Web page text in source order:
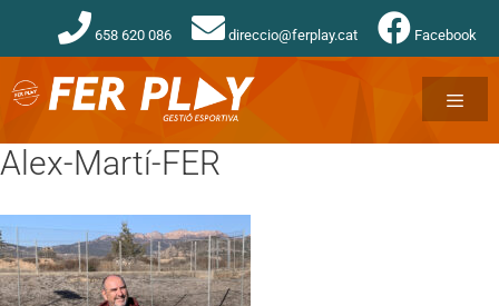
658 620 086 direccio@ferplay.cat Facebook
Alex-Martí-FER